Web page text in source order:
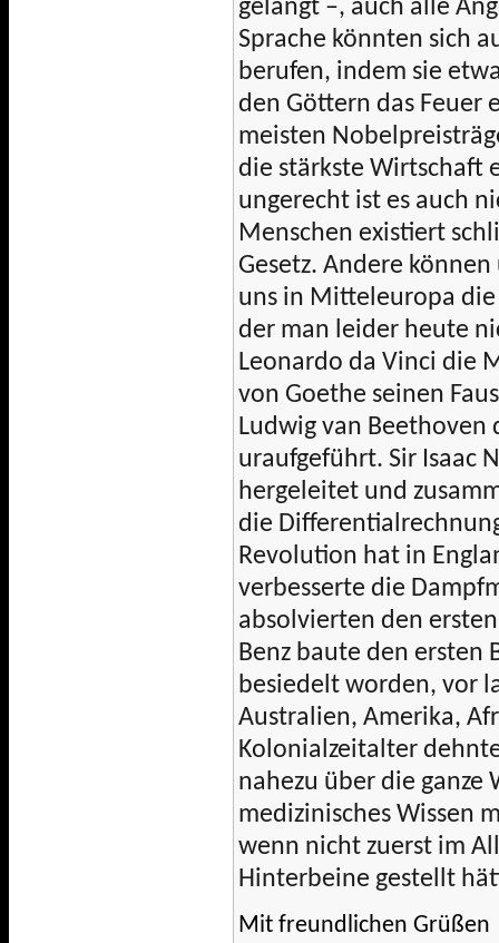
gelangt –, auch alle
Sprache könnten sich
berufen, indem sie
den Göttern das Feuer
meisten
die stärkste Wirtschaft
ungerecht ist es auch
Menschen existiert
Gesetz. Andere
uns in Mitteleuropa
der man leider heute
Leonardo da Vinci die
von Goethe seinen
Ludwig van Beethoven
uraufgeführt. Sir Isaac
hergeleitet und
die
Revolution hat in
verbesserte die
absolvierten den
Benz baute den ersten
besiedelt worden, vor
Australien, Amerika,
Kolonialzeitalter
nahezu über die ganze
medizinisches Wissen
wenn nicht zuerst im
Hinterbeine gestellt
Mit freundlichen Grüßen